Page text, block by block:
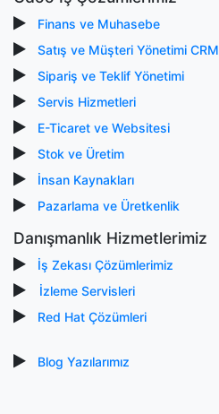
Finans ve Muhasebe
Satış ve Müşteri Yönetimi CRM
Sipariş ve Teklif Yönetimi
Servis Hizmetleri
E-Ticaret ve Websitesi
Stok ve Üretim
İnsan Kaynakları
Pazarlama ve Üretkenlik
Danışmanlık Hizmetlerimiz
İş Zekası Çözümlerimiz
İzleme Servisleri
Red Hat Çözümleri
Blog Yazılarımız